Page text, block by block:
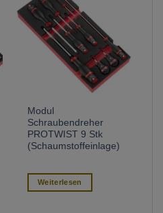
Modul
Schraubendreher
PROTWIST 9 Stk
(Schaumstoffeinlage)
Weiterlesen